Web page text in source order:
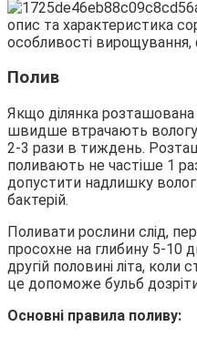
Полив
Якщо ділянка розташована
швидше втрачають
2-3 рази в тиждень.
поливають не частіше 1
допустити надлишку
бактерій.
Поливати рослини слід,
просохне на глибину 5-10
другій половині літа,
це допоможе бульб
Основні правила поливу: